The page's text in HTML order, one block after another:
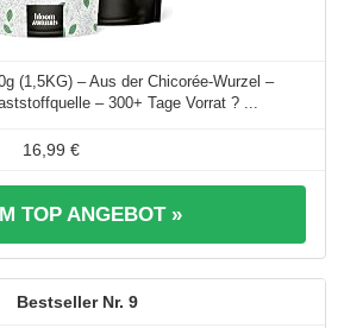
(1,5KG) – Aus der Chicorée-Wurzel –
– 300+ Tage Vorrat ? ...
16,99 €
TOP ANGEBOT »
9